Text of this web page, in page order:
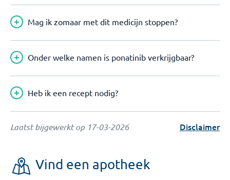
Mag ik zomaar met dit medicijn stoppen?
Onder welke namen is ponatinib verkrijgbaar?
Heb ik een recept nodig?
Laatst bijgewerkt op 17-03-2026 Disclaimer
Vind een apotheek